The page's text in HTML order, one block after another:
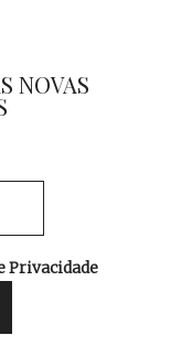
NOVAS
Privacidade